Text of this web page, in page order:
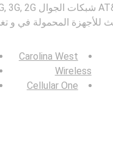
للأجهزة المحمولة في و
Carolina West
Wireless
Cellular One